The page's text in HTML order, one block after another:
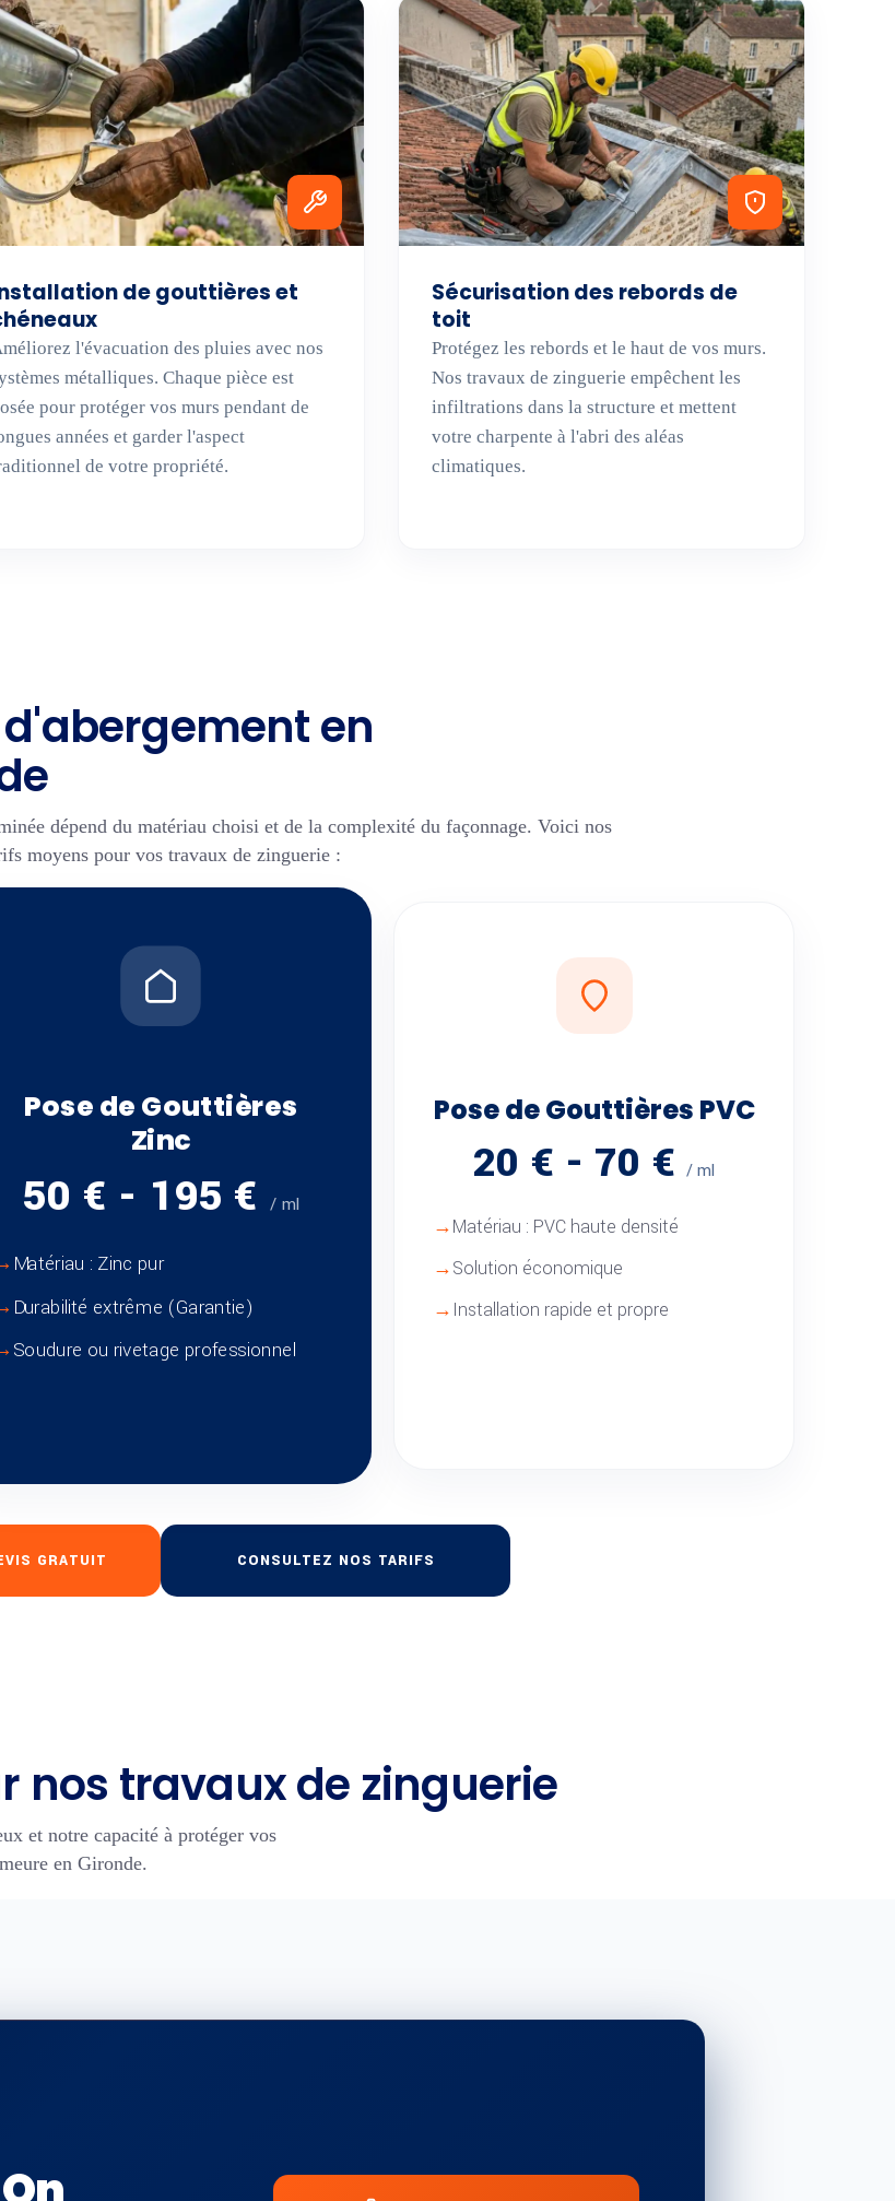
de gouttières et
l'évacuation des pluies avec nos
métalliques. Chaque pièce est
pour protéger vos murs pendant de
années et garder l'aspect
de votre propriété.
Sécurisation des rebords de
toit
Protégez les rebords et le haut de vos murs.
Nos travaux de zinguerie empêchent les
infiltrations dans la structure et mettent
votre charpente à l'abri des aléas
climatiques.
en
dépend du matériau choisi et de la complexité du façonnage. Voici nos
moyens pour vos travaux de zinguerie:
Pose de Gouttières
Zinc
50 € - 195 € / ml
Matériau : Zinc pur
Durabilité extrême (Garantie)
Soudure ou rivetage professionnel
Pose de Gouttières PVC
20 € - 70 €/ ml
Matériau : PVC haute densité
Solution économique
Installation rapide et propre
GRATUIT CONSULTEZ NOS TARIFS
nos travaux de zinguerie
et notre capacité à protéger vos
en Gironde.